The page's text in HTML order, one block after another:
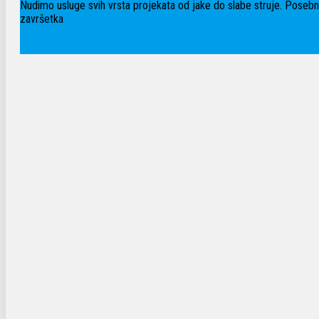
Nudimo usluge svih vrsta projekata od jake do slabe struje.
završetka